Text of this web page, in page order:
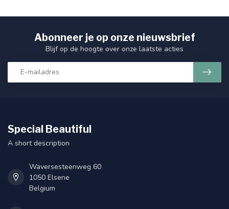
Abonneer je op onze nieuwsbrief
Blijf op de hoogte over onze laatste acties
Special Beautiful
A short description
Waversesteenweg 60
1050 Elsene
Belgium